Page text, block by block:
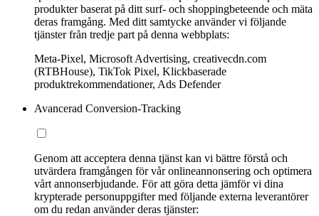
produkter baserat på ditt surf- och shoppingbeteende och mäta
deras framgång. Med ditt samtycke använder vi följande
tjänster från tredje part på denna webbplats:
Meta-Pixel, Microsoft Advertising, creativecdn.com
(RTBHouse), TikTok Pixel, Klickbaserade
produktrekommendationer, Ads Defender
Avancerad Conversion-Tracking
Genom att acceptera denna tjänst kan vi bättre förstå och
utvärdera framgången för vår onlineannonsering och optimera
vårt annonserbjudande. För att göra detta jämför vi dina
krypterade personuppgifter med följande externa leverantörer
om du redan använder deras tjänster: